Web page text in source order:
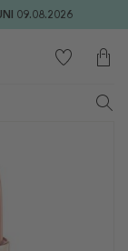
09.08.2026